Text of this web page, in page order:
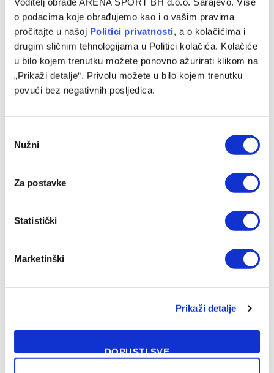
o podacima koje obrađujemo kao i o vašim pravima
pročitajte u našoj Politici privatnosti, a o kolačićima i
drugim sličnim tehnologijama u Politici kolačića. Kolačiće
u bilo kojem trenutku možete ponovno ažurirati klikom na
„Prikaži detalje“. Privolu možete u bilo kojem trenutku
povući bez negativnih posljedica.
Selection
Nužni
Za postavke
Statistički
Marketinški
Prikaži detalje
DOPUSTI SVE
24/07/2026
Čeferin bojkotovao finale Mundijala zbog odluke FIFA o
21/07/2026